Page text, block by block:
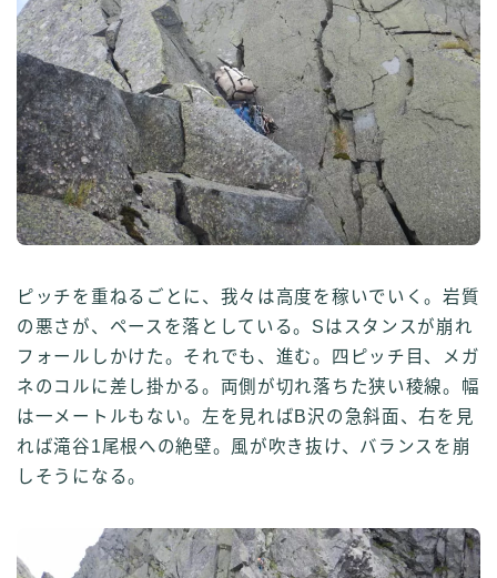
ピッチを重ねるごとに、我々は高度を稼いでいく。岩質
の悪さが、ペースを落としている。Sはスタンスが崩れ
フォールしかけた。それでも、進む。四ピッチ目、メガ
ネのコルに差し掛かる。両側が切れ落ちた狭い稜線。幅
は一メートルもない。左を見ればB沢の急斜面、右を見
れば滝谷1尾根への絶壁。風が吹き抜け、バランスを崩
しそうになる。